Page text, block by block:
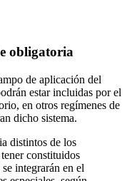
obligatoria
de aplicación del
estar incluidas por el
en otros regímenes de
dicho sistema.
distintos de los
constituidos
integrarán en el